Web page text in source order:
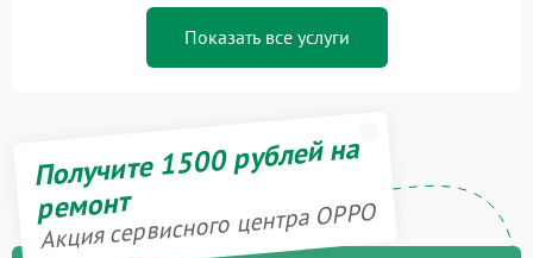
Показать все услуги
Получите 1500 рублей на
ремонт
Акция сервисного центра OPPO